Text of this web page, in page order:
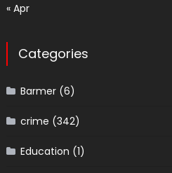
« Apr
Categories
Barmer(6)
crime (342)
Education (1)